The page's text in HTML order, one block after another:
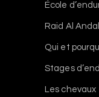
École
Raid Al
Qui et
Stages
Les chevaux